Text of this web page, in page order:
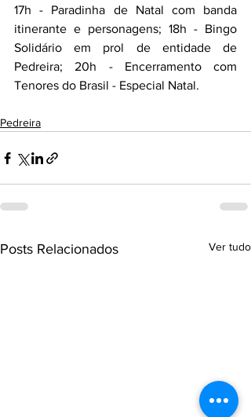
17h - Paradinha de Natal com banda
itinerante e personagens; 18h - Bingo
Solidário em prol de entidade de
Pedreira; 20h - Encerramento com
Tenores do Brasil - Especial Natal.
Pedreira
Posts Relacionados Ver tudo